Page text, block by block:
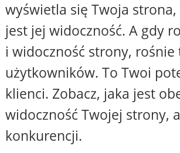
wyświetla się Twoja
jest jej widoczność. A gdy
i widoczność strony, rośnie
użytkowników. To Twoi
klienci. Zobacz, jaka jest
widoczność Twojej strony,
konkurencji.